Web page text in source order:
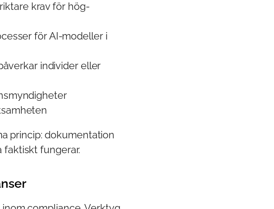
krav för hög-
för AI-modeller i
individer eller
princip: dokumentation
faktiskt fungerar.